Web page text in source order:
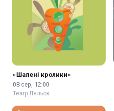
«Шалені кролики»
08 сер, 12:00
Театр Ляльок